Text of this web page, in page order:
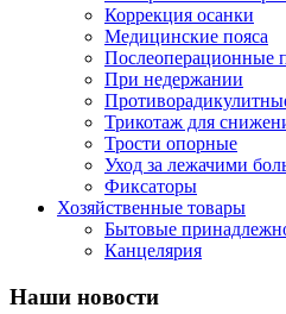
Коррекция осанки
Медицинские пояса
Послеоперационные
При недержании
Трикотаж для
Трости опорные
Уход за лежачими
Фиксаторы
Хозяйственные товары
Бытовые
Канцелярия
Наши новости